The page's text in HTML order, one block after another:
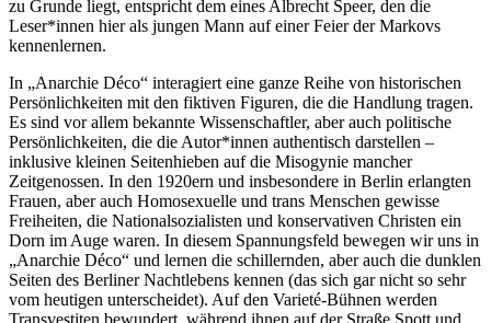
zu Grunde liegt, entspricht dem eines Albrecht Speer, den die
Leser*innen hier als jungen Mann auf einer Feier der Markovs
kennenlernen.
In „Anarchie Déco“ interagiert eine ganze Reihe von historischen
Persönlichkeiten mit den fiktiven Figuren, die die Handlung tragen.
Es sind vor allem bekannte Wissenschaftler, aber auch politische
Persönlichkeiten, die die Autor*innen authentisch darstellen –
inklusive kleinen Seitenhieben auf die Misogynie mancher
Zeitgenossen. In den 1920ern und insbesondere in Berlin erlangten
Frauen, aber auch Homosexuelle und trans Menschen gewisse
Freiheiten, die Nationalsozialisten und konservativen Christen ein
Dorn im Auge waren. In diesem Spannungsfeld bewegen wir uns in
„Anarchie Déco“ und lernen die schillernden, aber auch die dunklen
Seiten des Berliner Nachtlebens kennen (das sich gar nicht so sehr
vom heutigen unterscheidet). Auf den Varieté-Bühnen werden
Transvestiten bewundert, während ihnen auf der Straße Spott und